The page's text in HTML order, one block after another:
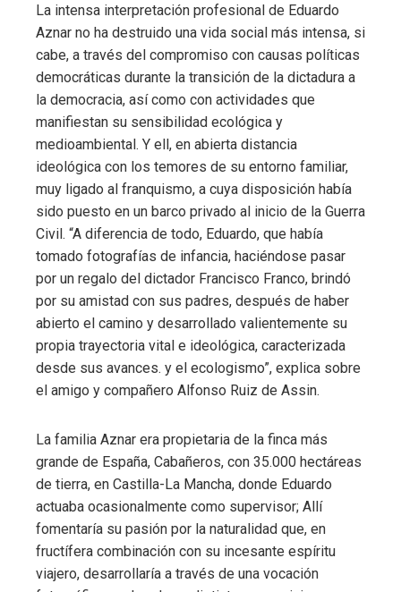
La intensa interpretación profesional de Eduardo
Aznar no ha destruido una vida social más intensa, si
cabe, a través del compromiso con causas políticas
democráticas durante la transición de la dictadura a
la democracia, así como con actividades que
manifiestan su sensibilidad ecológica y
medioambiental. Y ell, en abierta distancia
ideológica con los temores de su entorno familiar,
muy ligado al franquismo, a cuya disposición había
sido puesto en un barco privado al inicio de la Guerra
Civil. “A diferencia de todo, Eduardo, que había
tomado fotografías de infancia, haciéndose pasar
por un regalo del dictador Francisco Franco, brindó
por su amistad con sus padres, después de haber
abierto el camino y desarrollado valientemente su
propia trayectoria vital e ideológica, caracterizada
desde sus avances. y el ecologismo”, explica sobre
el amigo y compañero Alfonso Ruiz de Assin.
La familia Aznar era propietaria de la finca más
grande de España, Cabañeros, con 35.000 hectáreas
de tierra, en Castilla-La Mancha, donde Eduardo
actuaba ocasionalmente como supervisor; Allí
fomentaría su pasión por la naturalidad que, en
fructífera combinación con su incesante espíritu
viajero, desarrollaría a través de una vocación